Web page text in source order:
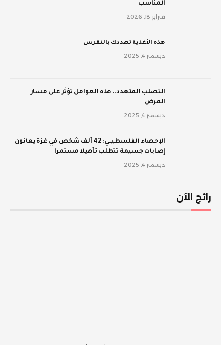
المناسب
فبراير 18, 2026
‫هذه الأغذية تهددك بالنقرس
ديسمبر 4, 2025
‫التصلب المتعدد.. هذه العوامل تؤثر على مسار
المرض
ديسمبر 4, 2025
الإحصاء الفلسطيني: 42 ألف شخص في غزة يعانون
إصابات جسيمة تتطلب تأهيلا مستمرا
ديسمبر 4, 2025
رائج الآن